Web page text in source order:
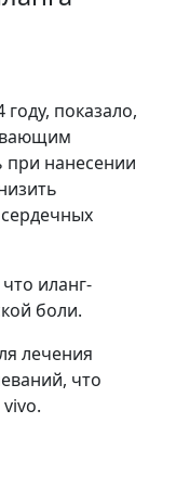
показало,
при нанесении
иланг-
боли.
лечения
что
vivo.